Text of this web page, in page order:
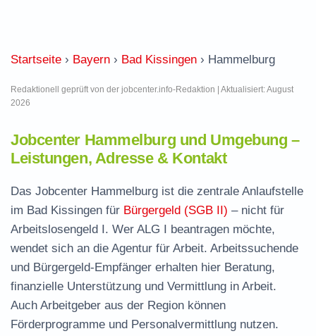
Startseite › Bayern › Bad Kissingen › Hammelburg
Redaktionell geprüft von der jobcenter.info-Redaktion | Aktualisiert: August
2026
Jobcenter Hammelburg und Umgebung –
Leistungen, Adresse & Kontakt
Das Jobcenter Hammelburg ist die zentrale Anlaufstelle
im Bad Kissingen für Bürgergeld (SGB II) – nicht für
Arbeitslosengeld I. Wer ALG I beantragen möchte,
wendet sich an die Agentur für Arbeit. Arbeitssuchende
und Bürgergeld-Empfänger erhalten hier Beratung,
finanzielle Unterstützung und Vermittlung in Arbeit.
Auch Arbeitgeber aus der Region können
Förderprogramme und Personalvermittlung nutzen.